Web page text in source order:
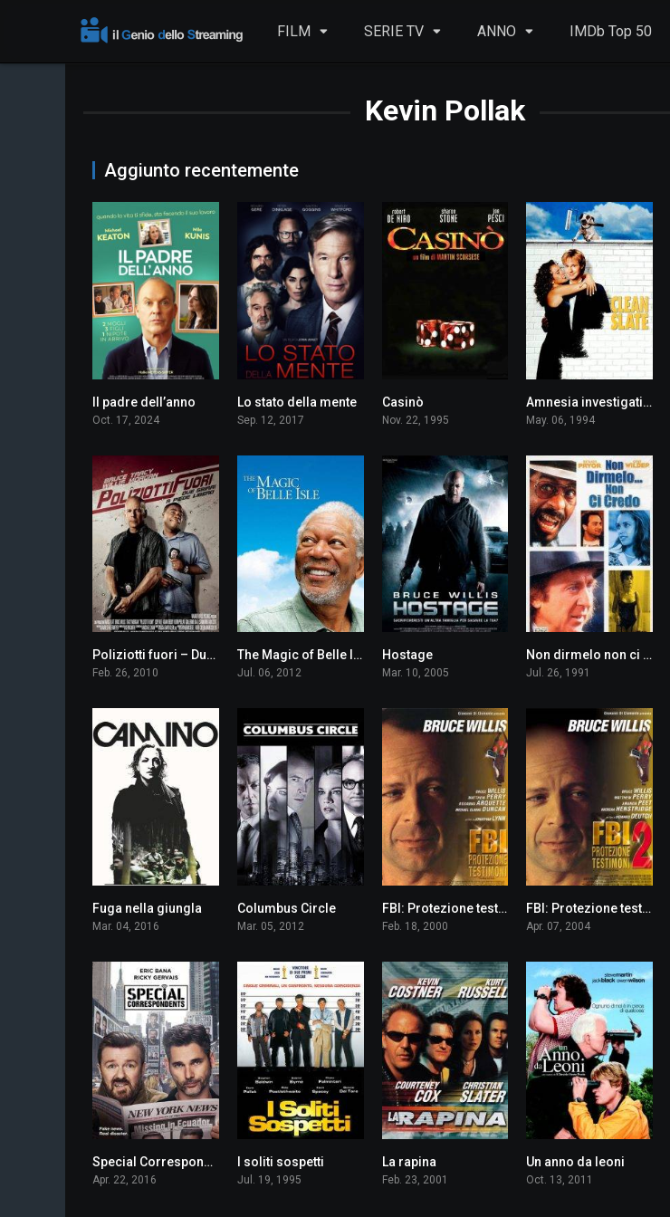
FILM SERIE TV ANNO IMDb Top 50
Kevin Pollak
Aggiunto recentemente
Il padre dell’anno
Oct. 17, 2024
5.9
Lo stato della mente
Sep. 12, 2017
Casinò
Nov. 22, 1995
5.7Amnesia investigativa
May. 06, 1994
5.6Poliziotti fuori – Due sbirri a piede libero
Feb. 26, 2010
7.0The Magic of Belle Isle
Jul. 06, 2012
Hostage
Mar. 10, 2005
5.4Non dirmelo non ci credo
Jul. 26, 1991
5.0
Fuga nella giungla
Mar. 04, 2016
Columbus Circle
Mar. 05, 2012
6.7FBI: Protezione testimoni
Feb. 18, 2000
5.5FBI: Protezione testimoni 2
Apr. 07, 2004
5.8
Special Correspondents
Apr. 22, 2016
I soliti sospetti
Jul. 19, 1995
La rapina
Feb. 23, 2001
Un anno da leoni
Oct. 13, 2011